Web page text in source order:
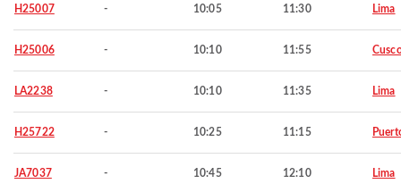
H25007 - 10:05 11:30 Lima
H25006 - 10:10 11:55
LA2238 - 10:10 11:35 Lima
H25722 - 10:25 11:15
JA7037 - 10:45 12:10 Lima